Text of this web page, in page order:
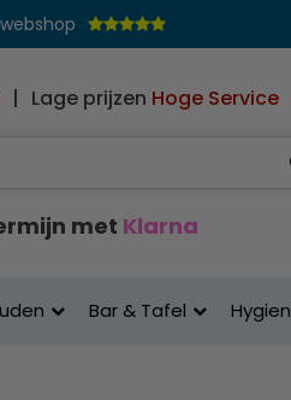
| Lage prijzen Hoge Service
met Klarna
Bar & Tafel